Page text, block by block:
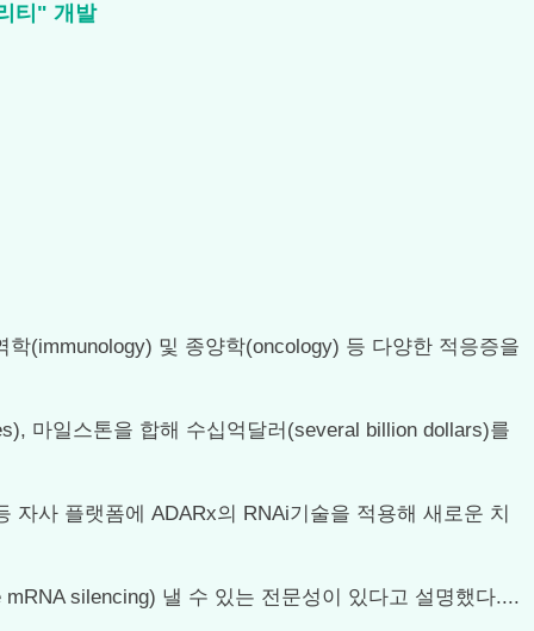
티" 개발
(immunology) 및 종양학(oncology) 등 다양한 적응증을
마일스톤을 합해 수십억달러(several billion dollars)를
사 플랫폼에 ADARx의 RNAi기술을 적용해 새로운 치
silencing) 낼 수 있는 전문성이 있다고 설명했다....